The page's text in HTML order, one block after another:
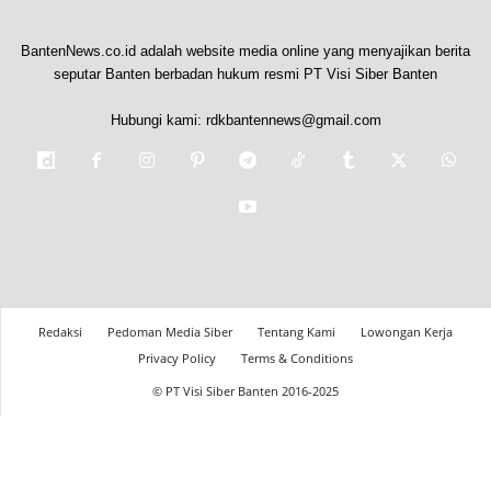
BantenNews.co.id adalah website media online yang menyajikan berita
seputar Banten berbadan hukum resmi PT Visi Siber Banten
Hubungi kami: rdkbantennews@gmail.com
Redaksi Pedoman Media Siber Tentang Kami
Lowongan Kerja
Privacy Policy
Terms & Conditions
© PT Visi Siber Banten 2016-2025